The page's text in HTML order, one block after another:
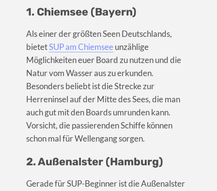
1. Chiemsee (Bayern)
Als einer der größten Seen Deutschlands,
bietetSUP am Chiemseeunzählige
Möglichkeiten euer Board zu nutzen und die
Natur vom Wasser aus zu erkunden.
Besonders beliebt ist die Strecke zur
Herreninsel auf der Mitte des Sees, die man
auch gut mit den Boards umrunden kann.
Vorsicht, die passierenden Schiffe können
schon mal für Wellengang sorgen.
2. Außenalster (Hamburg)
Gerade für SUP-Beginner ist die Außenalster